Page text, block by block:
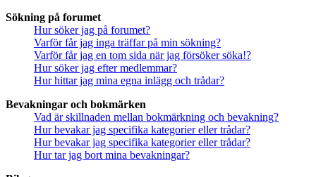
Sökning på forumet
Hur söker jag på forumet?
Varför får jag inga träffar på min sökning?
Varför får jag en tom sida när jag försöker söka!?
Hur söker jag efter medlemmar?
Hur hittar jag mina egna inlägg och trådar?
Bevakningar och bokmärken
Vad är skillnaden mellan bokmärkning och bevakning?
Hur bevakar jag specifika kategorier eller trådar?
Hur bevakar jag specifika kategorier eller trådar?
Hur tar jag bort mina bevakningar?